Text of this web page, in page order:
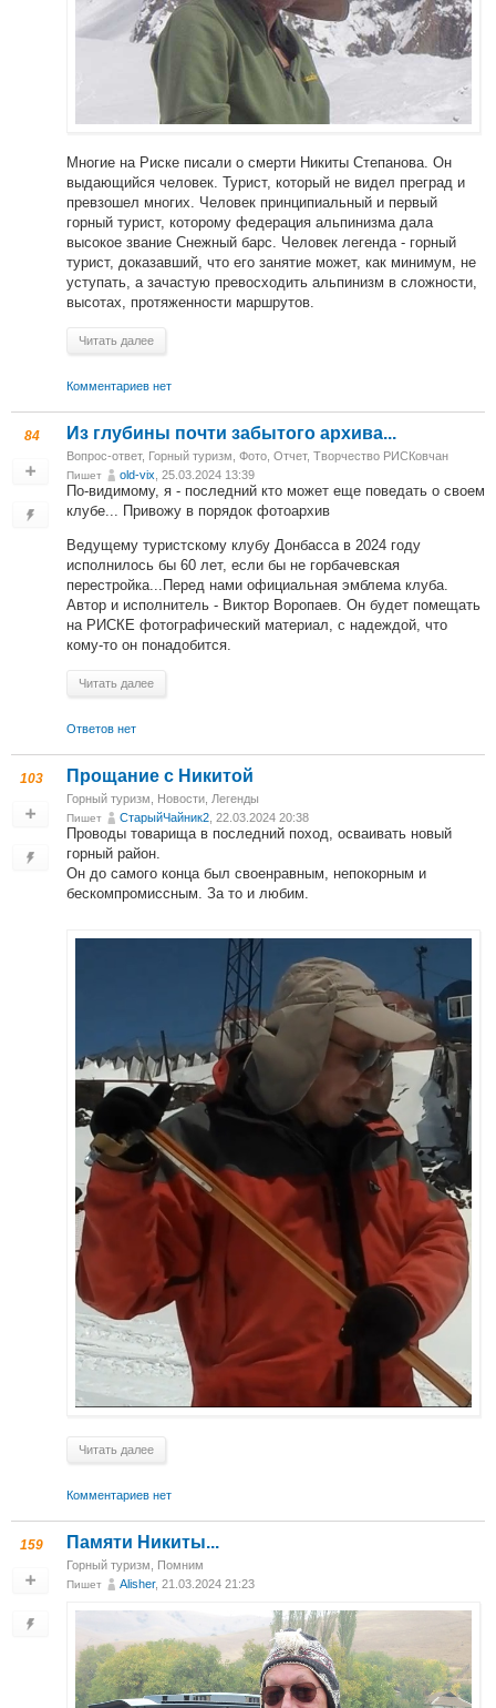
Многие на Риске писали о смерти Никиты Степанова. Он
выдающийся человек. Турист, который не видел преград и
превзошел многих. Человек принципиальный и первый
горный турист, которому федерация альпинизма дала
высокое звание Снежный барс. Человек легенда - горный
турист, доказавший, что его занятие может, как минимум, не
уступать, а зачастую превосходить альпинизм в сложности,
высотах, протяженности маршрутов.
Читать далее
Комментариев нет
84 Из глубины почти забытого архива...
Вопрос-ответ, Горный туризм Фото Отчет, Творчество РИСКовчан
Пишет old-vix , 25.03.2024 13:39
По-видимому, я - последний кто может еще поведать о своем
клубе... Привожу в порядок фотоархив
Ведущему туристскому клубу Донбасса в 2024 году
исполнилось бы 60 лет, если бы не горбачевская
перестройка...Перед нами официальная эмблема клуба.
Автор и исполнитель - Виктор Воропаев. Он будет помещать
на РИСКЕ фотографический материал, с надеждой, что
кому-то он понадобится.
Читать далее
Ответов нет
103 Прощание с Никитой
Горный туризм Новости Легенды
Пишет СтарыйЧайник2 , 22.03.2024 20:38
Проводы товарища в последний поход, осваивать новый
горный район.
Он до самого конца был своенравным, непокорным и
бескомпромиссным. За то и любим.
Читать далее
Комментариев нет
159 Памяти Никиты...
Горный туризм Помним
Пишет Alisher, 21.03.2024 21:23